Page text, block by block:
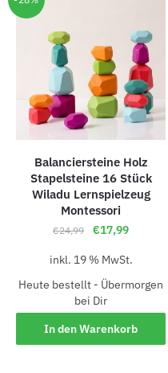
Balanciersteine Holz
Stapelsteine 16 Stück
Wiladu Lernspielzeug
Montessori
€24,99 €17,99
inkl. 19 % MwSt.
Heute bestellt - Übermorgen
bei Dir
In den Warenkorb